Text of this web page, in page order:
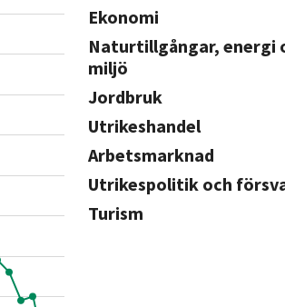
Ekonomi
Naturtillgångar, energi
miljö
Jordbruk
Utrikeshandel
Arbetsmarknad
Utrikespolitik och
Turism